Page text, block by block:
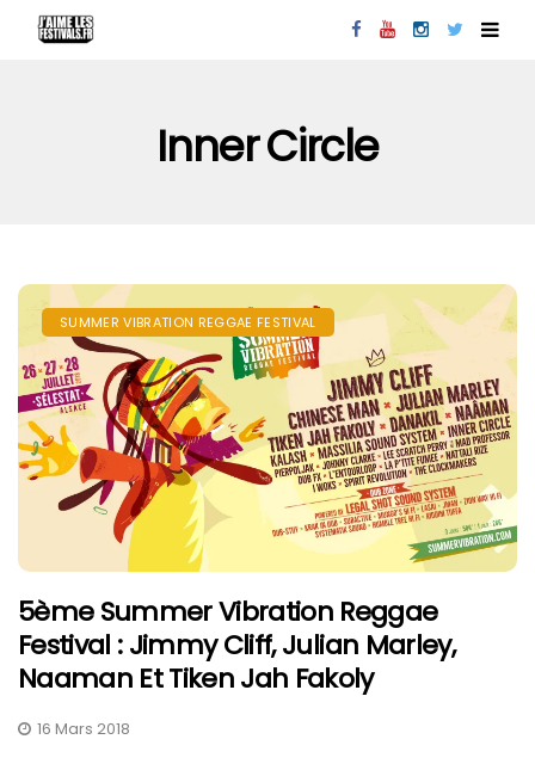
Inner Circle
SUMMER VIBRATION REGGAE FESTIVAL
5ème Summer Vibration Reggae
Festival : Jimmy Cliff, Julian Marley,
Naaman Et Tiken Jah Fakoly
16 Mars 2018